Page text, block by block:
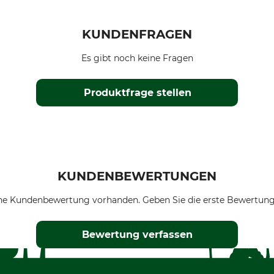
KUNDENFRAGEN
Produktfrage stellen
Es gibt noch keine Fragen
KUNDENBEWERTUNGEN
Kundenbewertung vorhanden. Geben Sie die erste
Bewertung verfassen